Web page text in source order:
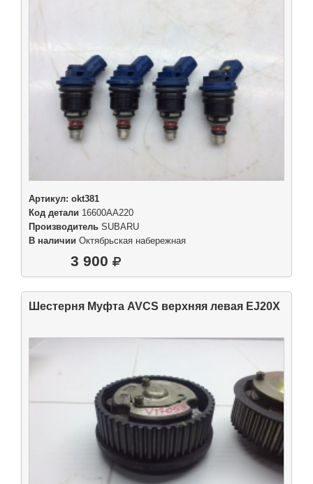
Артикул: okt381
Код детали 16600AA220
Производитель SUBARU
В наличии Октябрьская набережная
3 900
Шестерня Муфта AVCS верхняя левая EJ20X